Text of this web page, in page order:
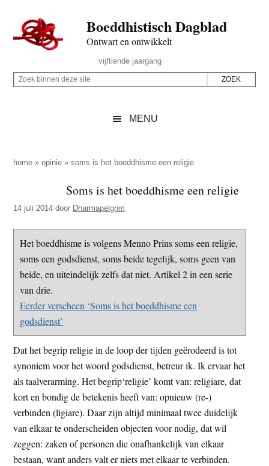
naar
de
inhoud
secondary
naar
de
sidebar
naar
de
Boeddhistisch Dagblad
Ontwart en ontwikkelt
Rechts
vijftiende jaargang
Z
p
z
e
Z
i
e
e
MENU
home »opinie »soms is het boeddhisme een religie
Soms is het boeddhisme een religie
14 juli 2014 door Dharmapelgrim
Het boeddhisme is volgens Menno Prins soms een religie,
soms een godsdienst, soms beide tegelijk, soms geen van
beide, en uiteindelijk zelfs dat niet. Artikel 2 in een serie
van drie.
Eerder verscheen ‘Soms is het boeddhisme een
godsdienst’
Dat het begrip religie in de loop der tijden geërodeerd is tot
synoniem voor het woord godsdienst, betreur ik. Ik ervaar het
als taalverarming. Het begrip‘religie’ komt van: religiare, dat
kort en bondig de betekenis heeft van: opnieuw (re-)
verbinden (ligiare). Daar zijn altijd minimaal twee duidelijk
van elkaar te onderscheiden objecten voor nodig, dat wil
zeggen: zaken of personen die onafhankelijk van elkaar
bestaan, want anders valt er niets met elkaar te verbinden.